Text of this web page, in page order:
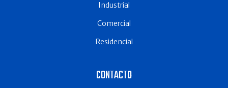
Industrial
Comercial
Residencial
CONTACTO